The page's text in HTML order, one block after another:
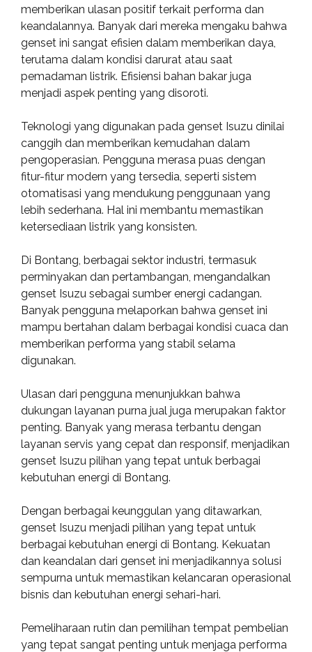
memberikan ulasan positif terkait performa dan
keandalannya. Banyak dari mereka mengaku bahwa
genset ini sangat efisien dalam memberikan daya,
terutama dalam kondisi darurat atau saat
pemadaman listrik. Efisiensi bahan bakar juga
menjadi aspek penting yang disoroti.
Teknologi yang digunakan pada genset Isuzu dinilai
canggih dan memberikan kemudahan dalam
pengoperasian. Pengguna merasa puas dengan
fitur-fitur modern yang tersedia, seperti sistem
otomatisasi yang mendukung penggunaan yang
lebih sederhana. Hal ini membantu memastikan
ketersediaan listrik yang konsisten.
Di Bontang, berbagai sektor industri, termasuk
perminyakan dan pertambangan, mengandalkan
genset Isuzu sebagai sumber energi cadangan.
Banyak pengguna melaporkan bahwa genset ini
mampu bertahan dalam berbagai kondisi cuaca dan
memberikan performa yang stabil selama
digunakan.
Ulasan dari pengguna menunjukkan bahwa
dukungan layanan purna jual juga merupakan faktor
penting. Banyak yang merasa terbantu dengan
layanan servis yang cepat dan responsif, menjadikan
genset Isuzu pilihan yang tepat untuk berbagai
kebutuhan energi di Bontang.
Dengan berbagai keunggulan yang ditawarkan,
genset Isuzu menjadi pilihan yang tepat untuk
berbagai kebutuhan energi di Bontang. Kekuatan
dan keandalan dari genset ini menjadikannya solusi
sempurna untuk memastikan kelancaran operasional
bisnis dan kebutuhan energi sehari-hari.
Pemeliharaan rutin dan pemilihan tempat pembelian
yang tepat sangat penting untuk menjaga performa